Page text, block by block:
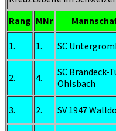
Rang MNr
1. 1. SC
2. 4.
SC Brandeck-
Ohlsbach
3. 2. SV 1947